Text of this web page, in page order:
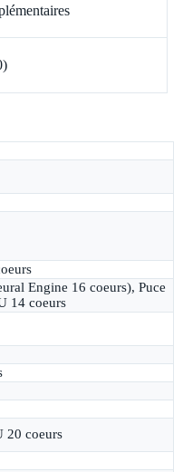
Engine 16 coeurs), Puce
14 coeurs
20 coeurs